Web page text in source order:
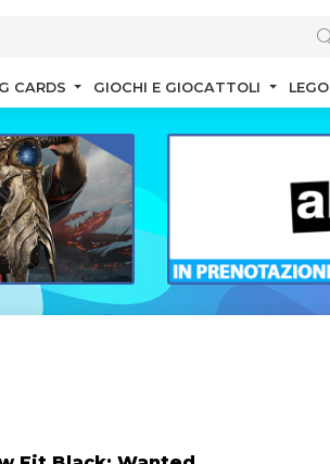
CARDS GIOCHI E GIOCATTOLI LEGO